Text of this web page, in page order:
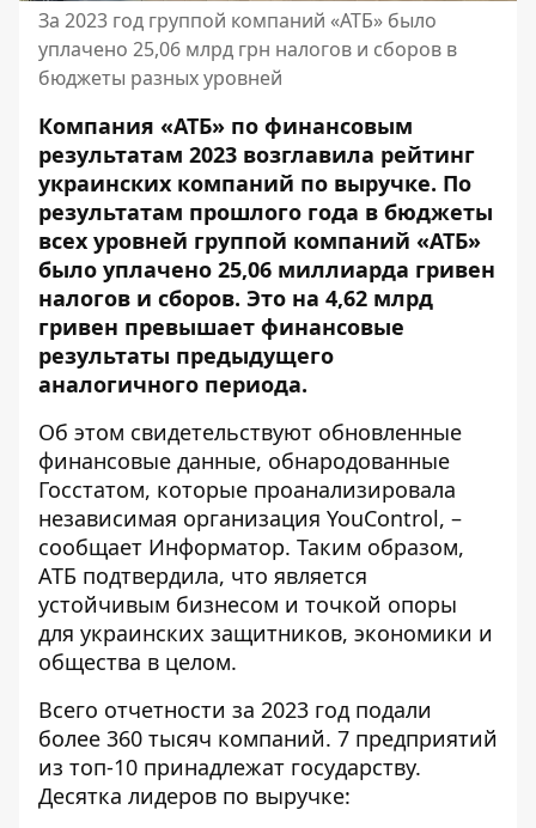
За 2023 год группой компаний «АТБ» было
уплачено 25,06 млрд грн налогов и сборов в
бюджеты разных уровней
Компания «АТБ» по финансовым
результатам 2023 возглавила рейтинг
украинских компаний по выручке. По
результатам прошлого года в бюджеты
всех уровней группой компаний «АТБ»
было уплачено 25,06 миллиарда гривен
налогов и сборов. Это на 4,62 млрд
гривен превышает финансовые
результаты предыдущего
аналогичного периода.
Об этом свидетельствуют обновленные
финансовые данные, обнародованные
Госстатом, которые проанализировала
независимая организация YouControl, –
сообщает Информатор. Таким образом,
АТБ подтвердила, что является
устойчивым бизнесом и точкой опоры
для украинских защитников, экономики и
общества в целом.
Всего отчетности за 2023 год подали
более 360 тысяч компаний. 7 предприятий
из топ-10 принадлежат государству.
Десятка лидеров по выручке: